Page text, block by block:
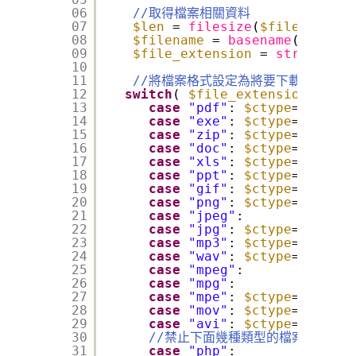
06
07
08
09
10
11
12
13
14
15
16
17
18
19
20
21
22
23
24
25
26
27
28
29
30
31
//取得檔案相關資料
$len = filesize ( $file
$filename = basename (
$file_extension = strtolower
//將檔案格式設定為將要下載的檔案
switch ( $file_extension
case
"pdf" : $ctype=
case
"exe" : $ctype=
case
"zip" : $ctype=
case
"doc" : $ctype=
case
"xls" : $ctype=
case
"ppt" : $ctype=
case
"gif" : $ctype=
case
"png" : $ctype=
case
"jpeg" :
case
"jpg" : $ctype=
case
"mp3" : $ctype=
case
"wav" : $ctype=
case
"mpeg" :
case
"mpg" :
case
"mpe" : $ctype=
case
"mov" : $ctype=
case
"avi" : $ctype=
//禁止下面幾種類型的檔案被下載
case
"php" :